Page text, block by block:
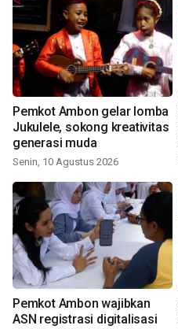
Pemkot Ambon gelar lomba
Jukulele, sokong kreativitas
generasi muda
Senin, 10 Agustus 2026
Pemkot Ambon wajibkan
ASN registrasi digitalisasi